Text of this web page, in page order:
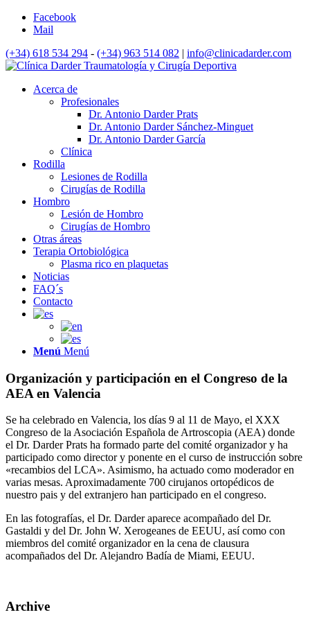
Facebook
Mail
(+34) 618 534 294 - (+34) 963 514 082 | info@clinicadarder.com
Acerca de
Profesionales
Dr. Antonio Darder Prats
Dr. Antonio Darder Sánchez-Minguet
Dr. Antonio Darder García
Clínica
Rodilla
Lesiones de Rodilla
Cirugías de Rodilla
Hombro
Lesión de Hombro
Cirugías de Hombro
Otras áreas
Terapia Ortobiológica
Plasma rico en plaquetas
Noticias
FAQ´s
Contacto
Menú Menú
Organización y participación en el Congreso de la
AEA en Valencia
Se ha celebrado en Valencia, los días 9 al 11 de Mayo, el XXX
Congreso de la Asociación Española de Artroscopia (AEA) donde
el Dr. Darder Prats ha formado parte del comité organizador y ha
participado como director y ponente en el curso de instrucción sobre
«recambios del LCA». Asimismo, ha actuado como moderador en
varias mesas. Aproximadamente 700 cirujanos ortopédicos de
nuestro pais y del extranjero han participado en el congreso.
En las fotografías, el Dr. Darder aparece acompañado del Dr.
Gastaldi y del Dr. John W. Xerogeanes de EEUU, así como con
miembros del comité organizador en la cena de clausura
acompañados del Dr. Alejandro Badía de Miami, EEUU.
Archive